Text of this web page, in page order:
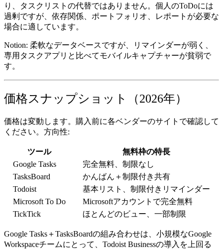
り、タスクリストの代替ではありません。個人のToDoには
過剰ですが、依存関係、ポートフォリオ、レポートが必要な
場合に適しています。
Notion: 柔軟なデータベースですが、リマインダーが弱く、
専用タスクアプリと比べてモバイルキャプチャーが貧弱で
す。
価格スナップショット（2026年）
価格は変動します。購入前に各ベンダーのサイトで確認して
ください。方向性:
ツール
無料枠の特長
Google Tasks
完全無料、制限なし
TasksBoard
かんばん＋制限付き共有
Todoist
基本リスト、制限付きリマインダー
Microsoft To Do
Microsoftアカウントで完全無料
TickTick
ほとんどのビュー、一部制限
Google Tasks＋TasksBoardの組み合わせは、小規模なGoogle
Workspaceチームにとって、Todoist Businessの導入を上回る